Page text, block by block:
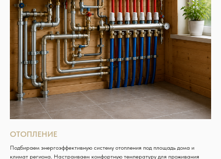
ОТОПЛЕНИЕ
Подбираем энергоэффективную систему отопления под площадь дома и
климат региона. Настраиваем комфортную температуру для проживания